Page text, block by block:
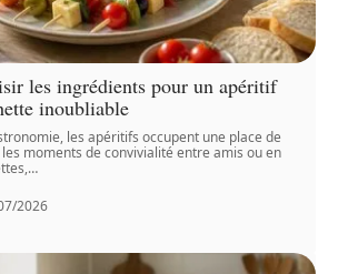
les ingrédients pour un apéritif
inoubliable
les apéritifs occupent une place de
moments de convivialité entre amis ou en
…
2026